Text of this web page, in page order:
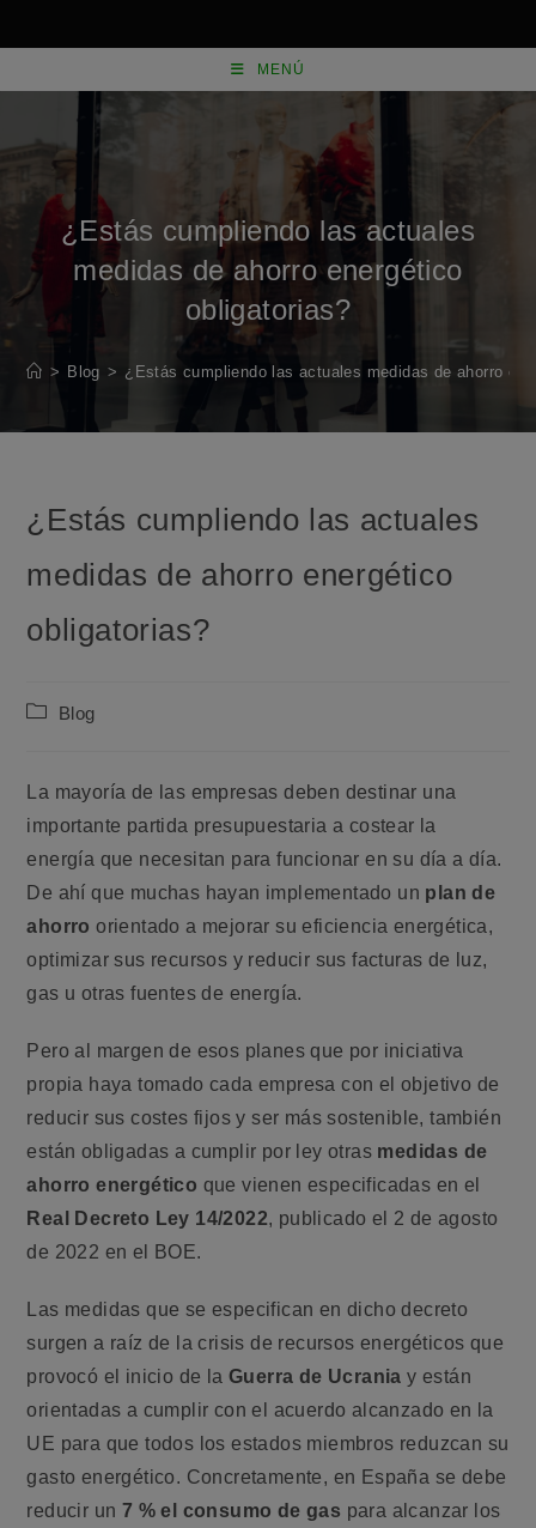
MENÚ
¿Estás cumpliendo las actuales
medidas de ahorro energético
obligatorias?
> Blog > ¿Estás cumpliendo las actuales medidas de ahorro
¿Estás cumpliendo las actuales
medidas de ahorro energético
obligatorias?
Categoría
entrada:
Blog
La mayoría de las empresas deben destinar una
importante partida presupuestaria a costear la
energía que necesitan para funcionar en su día a día.
De ahí que muchas hayan implementado un plan de
ahorroorientado a mejorar su eficiencia energética,
optimizar sus recursos y reducir sus facturas de luz,
gas u otras fuentes de energía.
Pero al margen de esos planes que por iniciativa
propia haya tomado cada empresa con el objetivo de
reducir sus costes fijos y ser más sostenible, también
están obligadas a cumplir por ley otras medidas de
ahorro energético que vienen especificadas en el
Real Decreto Ley 14/2022, publicado el 2 de agosto
de 2022 en el BOE.
Las medidas que se especifican en dicho decreto
surgen a raíz de la crisis de recursos energéticos que
provocó el inicio de laGuerra de Ucrania y están
orientadas a cumplir con el acuerdo alcanzado en la
UE para que todos los estados miembros reduzcan su
gasto energético. Concretamente, en España se debe
reducir un 7 % el consumo de gas para alcanzar los